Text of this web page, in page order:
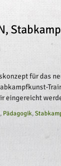
für das
eingereicht
, Pädagogik,